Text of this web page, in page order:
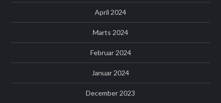
April 2024
Marts 2024
Februar 2024
Januar 2024
December 2023